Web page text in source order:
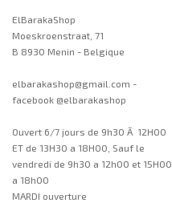
ElBarakaShop
Moeskroenstraat, 71
B 8930 Menin - Belgique
elbarakashop@gmail.com -
facebook @elbarakashop
Ouvert 6/7 jours de 9h30 Ã 12H00
ET de 13H30 a 18H00, Sauf le
vendredi de 9h30 a 12h00 et 15H00
a 18h00
MARDI ouverture